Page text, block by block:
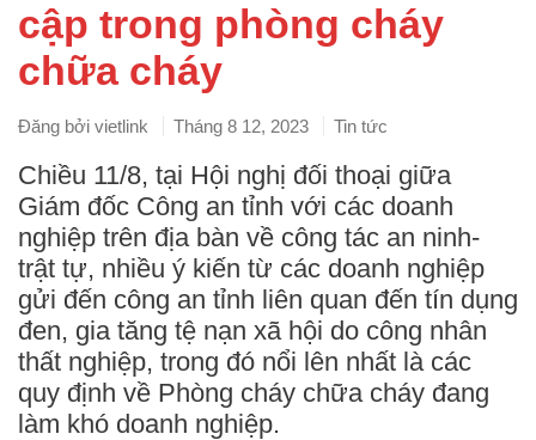
cập trong phòng cháy
chữa cháy
Đăng bởi vietlink Tháng 8 12, 2023 Tin tức
Chiều 11/8, tại Hội nghị đối thoại giữa
Giám đốc Công an tỉnh với các doanh
nghiệp trên địa bàn về công tác an ninh-
trật tự, nhiều ý kiến từ các doanh nghiệp
gửi đến công an tỉnh liên quan đến tín dụng
đen, gia tăng tệ nạn xã hội do công nhân
thất nghiệp, trong đó nổi lên nhất là các
quy định về Phòng cháy chữa cháy đang
làm khó doanh nghiệp.